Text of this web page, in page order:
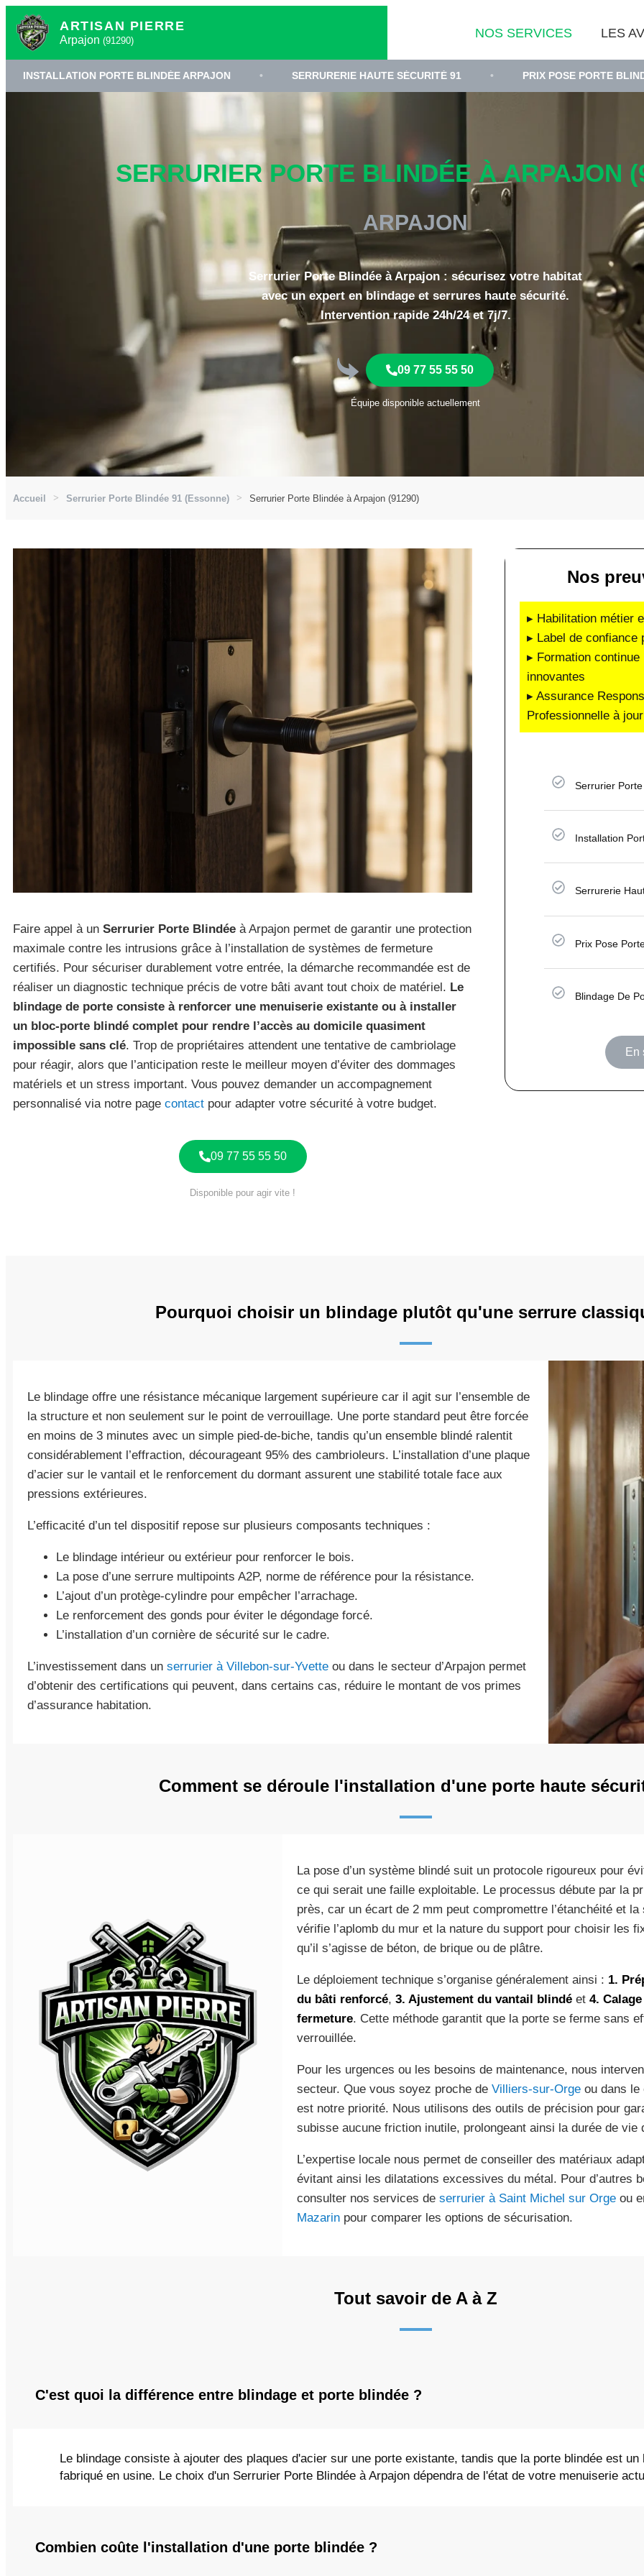
ARTISAN PIERRE
Arpajon (91290)
NOS SERVICES LES
PORTE BLINDÉE ARPAJON • SERRURERIE HAUTE SÉCURITÉ 91 • PRIX POSE PORTE BLINDÉE
SERRURIER PORTE BLINDÉE À ARPAJON
ARPAJON
Serrurier Porte Blindée à Arpajon : sécurisez votre habitat
avec un expert en blindage et serrures haute sécurité.
Intervention rapide 24h/24 et 7j/7.
09 77 55 55 50
Équipe disponible actuellement
Accueil Serrurier Porte Blindée 91 (Essonne) Serrurier Porte Blindée à Arpajon (91290)
Faire appel à un Serrurier Porte Blindée à Arpajon permet de garantir une protection
maximale contre les intrusions grâce à l’installation de systèmes de fermeture
certifiés. Pour sécuriser durablement votre entrée, la démarche recommandée est de
réaliser un diagnostic technique précis de votre bâti avant tout choix de matériel. Le
blindage de porte consiste à renforcer une menuiserie existante ou à installer
un bloc-porte blindé complet pour rendre l’accès au domicile quasiment
impossible sans clé. Trop de propriétaires attendent une tentative de cambriolage
pour réagir, alors que l’anticipation reste le meilleur moyen d’éviter des dommages
matériels et un stress important. Vous pouvez demander un accompagnement
personnalisé via notre page contact pour adapter votre sécurité à votre budget.
09 77 55 55 50
Disponible pour agir vite !
Nos
▸ Habilitation métier
▸ Label de confiance
▸ Formation
innovantes
▸ Assurance
Professionnelle à jour
Serrurier
Installation
Serrurerie
Prix Pose
Blindage De
En
Pourquoi choisir un blindage plutôt qu'une serrure
Le blindage offre une résistance mécanique largement supérieure car il agit sur l’ensemble de
la structure et non seulement sur le point de verrouillage. Une porte standard peut être forcée
en moins de 3 minutes avec un simple pied-de-biche, tandis qu’un ensemble blindé ralentit
considérablement l’effraction, décourageant 95% des cambrioleurs. L’installation d’une plaque
d’acier sur le vantail et le renforcement du dormant assurent une stabilité totale face aux
pressions extérieures.
L’efficacité d’un tel dispositif repose sur plusieurs composants techniques :
Le blindage intérieur ou extérieur pour renforcer le bois.
La pose d’une serrure multipoints A2P, norme de référence pour la résistance.
L’ajout d’un protège-cylindre pour empêcher l’arrachage.
Le renforcement des gonds pour éviter le dégondage forcé.
L’installation d’un cornière de sécurité sur le cadre.
L’investissement dans un serrurier à Villebon-sur-Yvette ou dans le secteur d’Arpajon permet
d’obtenir des certifications qui peuvent, dans certains cas, réduire le montant de vos primes
d’assurance habitation.
Comment se déroule l'installation d'une porte haute
La pose d’un système blindé suit un protocole rigoureux pour
ce qui serait une faille exploitable. Le processus débute par la
près, car un écart de 2 mm peut compromettre l’étanchéité et la
vérifie l’aplomb du mur et la nature du support pour choisir les
qu’il s’agisse de béton, de brique ou de plâtre.
Le déploiement technique s’organise généralement ainsi : 1.
du bâti renforcé, 3. Ajustement du vantail blindéet 4.
fermeture. Cette méthode garantit que la porte se ferme sans
verrouillée.
Pour les urgences ou les besoins de maintenance, nous
secteur. Que vous soyez proche de Villiers-sur-Orgeou dans le
est notre priorité. Nous utilisons des outils de précision pour
subisse aucune friction inutile, prolongeant ainsi la durée de vie
L’expertise locale nous permet de conseiller des matériaux
évitant ainsi les dilatations excessives du métal. Pour d’autres
consulter nos services de serrurier à Saint Michel sur Orgeou
Mazarinpour comparer les options de sécurisation.
Tout savoir de A à Z
C'est quoi la différence entre blindage et porte blindée ?
Le blindage consiste à ajouter des plaques d'acier sur une porte existante, tandis que la porte blindée est un
fabriqué en usine. Le choix d'un Serrurier Porte Blindée à Arpajon dépendra de l'état de votre menuiserie
Combien coûte l'installation d'une porte blindée ?